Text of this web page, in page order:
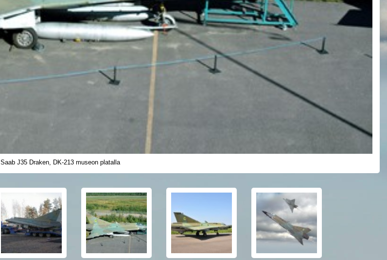
Saab J35 Draken, DK-213 museon platalla